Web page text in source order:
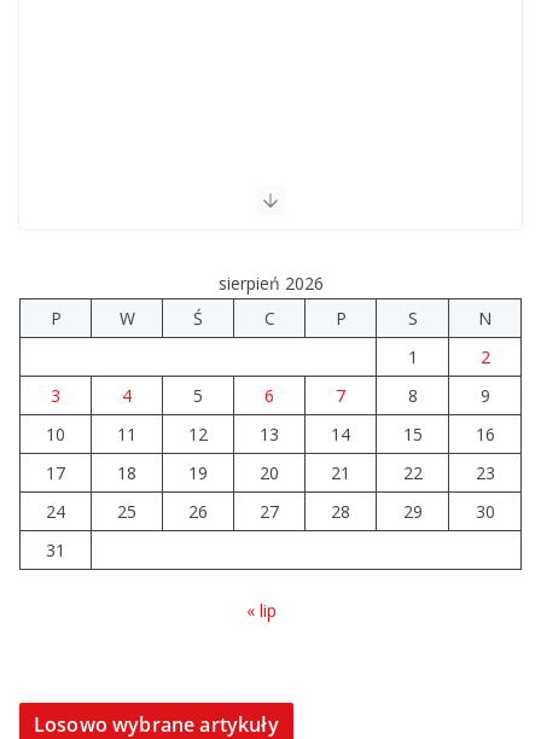
sierpień 2026
P
W Ś C P S
N
1
2
3
4 5 6 7 8
9
10
11 12 13 14 15
16
17
18 19 20 21 22
23
24
25 26 27 28 29
30
31
« lip
Losowo wybrane artykuły